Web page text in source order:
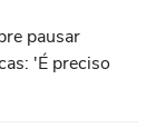
pausar
'É preciso